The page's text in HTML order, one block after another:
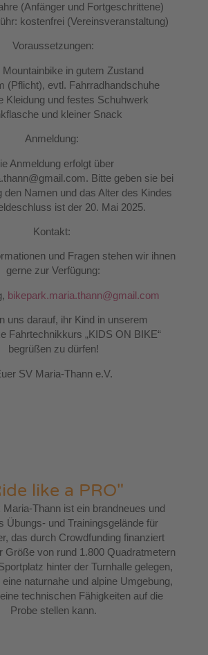
(Anfänger und Fortgeschrittene)
kostenfrei (Vereinsveranstaltung)
Voraussetzungen:
Mountainbike in gutem Zustand
(Pflicht), evtl. Fahrradhandschuhe
Kleidung und festes Schuhwerk
und kleiner Snack
Anmeldung:
Anmeldung erfolgt über
Bitte geben sie bei
den Namen und das Alter des Kindes
ist der 20. Mai 2025.
Kontakt:
und Fragen stehen wir ihnen
gerne zur Verfügung:
bikepark.maria.thann@gmail.com
uns darauf, ihr Kind in unserem
Fahrtechnikkurs „KIDS ON BIKE“
begrüßen zu dürfen!
SV Maria-Thann e.V.
like a PRO"
Thann ist ein brandneues und
Übungs- und Trainingsgelände für
das durch Crowdfunding finanziert
Größe von rund 1.800 Quadratmetern
hinter der Turnhalle gelegen,
naturnahe und alpine Umgebung,
technischen Fähigkeiten auf die
Probe stellen kann.